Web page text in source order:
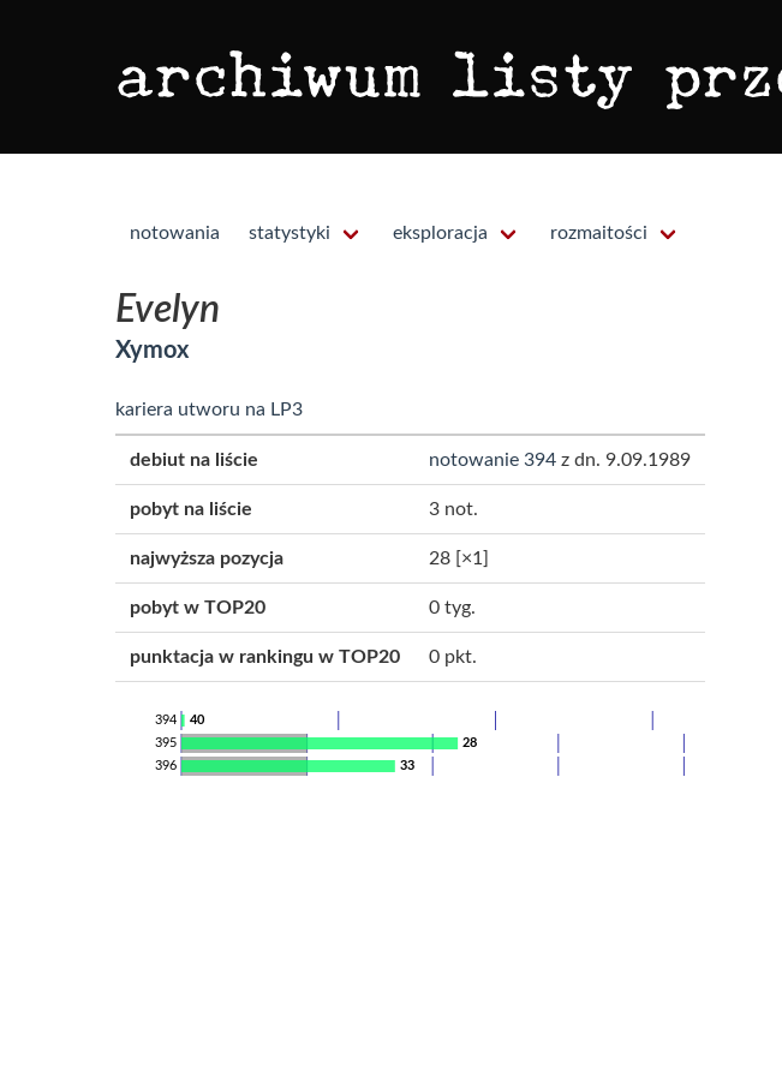
notowania statystyki eksploracja rozmaitości
Evelyn
Xymox
kariera utworu na LP3
debiut na liście notowanie 394 z dn. 9.09.1989
pobyt na liście 3 not.
najwyższa pozycja 28 [×1]
pobyt w TOP20 0 tyg.
punktacja w rankingu w TOP20 0 pkt.
40
394
28
395
33
396